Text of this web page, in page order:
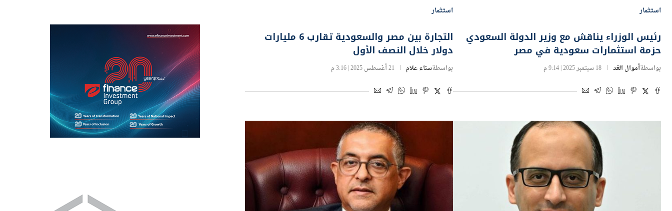
استثمار
رئيس الوزراء يناقش مع وزير الدولة السعودي
حزمة استثمارات سعودية في مصر
بواسطةأموال الغد 18 سبتمبر 2025 | 9:14 م
استثمار
التجارة بين مصر والسعودية تقارب 6 مليارات
دولار خلال النصف الأول
بواسطةسناء علام 21 أغسطس 2025 | 3:16 م